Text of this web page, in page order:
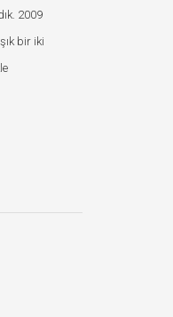
2009
bir iki